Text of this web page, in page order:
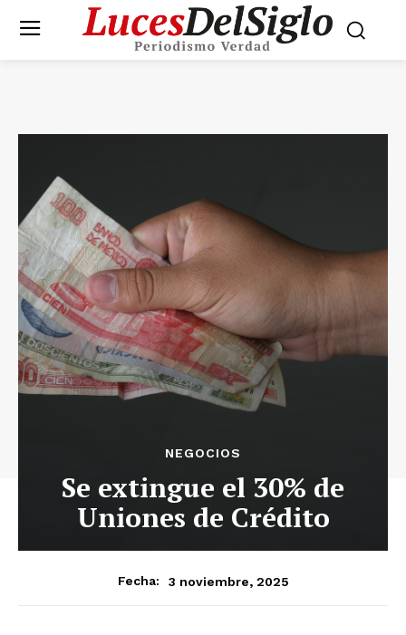
NEGOCIOS
Se extingue el 30% de
Uniones de Crédito
Fecha: 3 noviembre, 2025